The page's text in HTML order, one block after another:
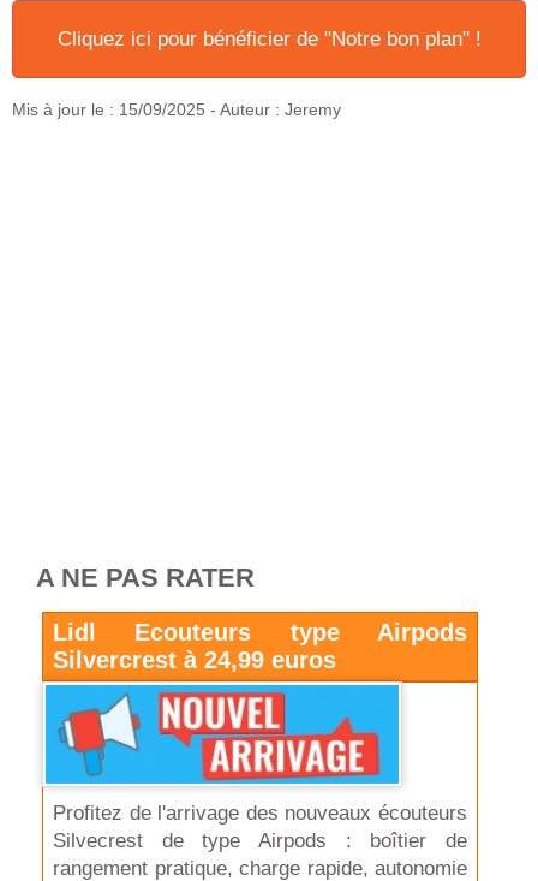
Cliquez ici pour bénéficier de "Notre bon plan" !
Mis à jour le : 15/09/2025 - Auteur : Jeremy
A NE PAS RATER
Lidl Ecouteurs type Airpods
Silvercrest à 24,99 euros
Profitez de l'arrivage des nouveaux écouteurs
Silvecrest de type Airpods : boîtier de
rangement pratique, charge rapide, autonomie